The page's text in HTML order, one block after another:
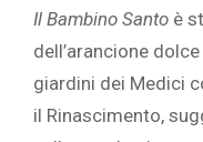
Il Bambino Santo è
dell’arancione
giardini dei Medici
il Rinascimento,